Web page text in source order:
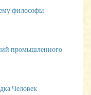
философы
промышленного
Человек